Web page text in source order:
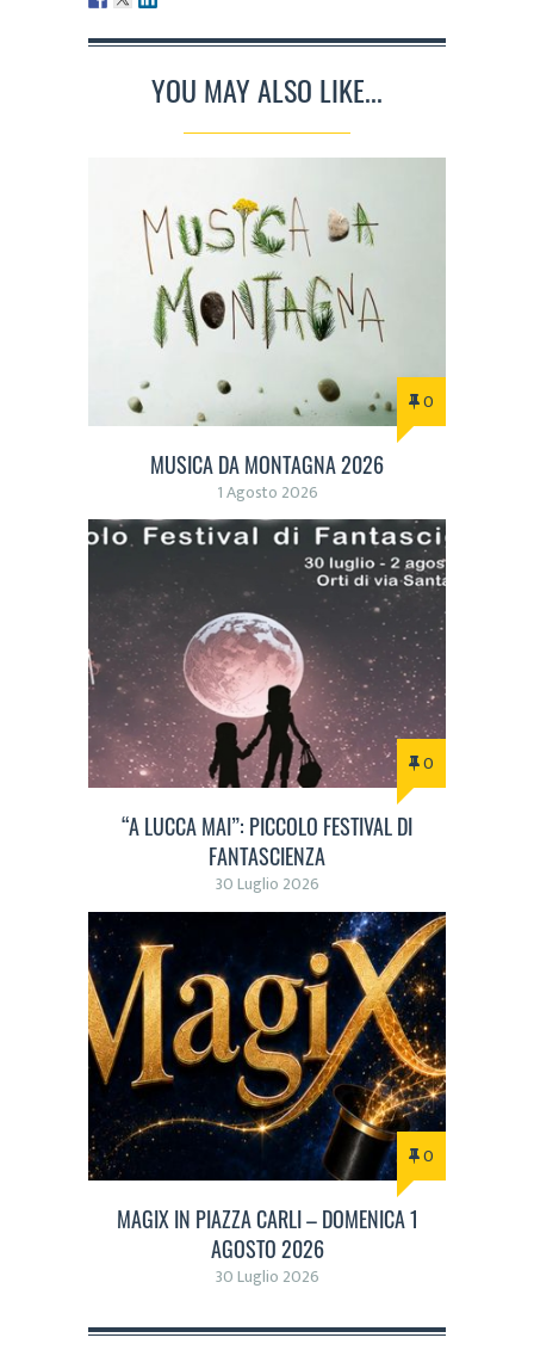
YOU MAY ALSO LIKE...
0
MUSICA DA MONTAGNA 2026
1 Agosto 2026
0
“A LUCCA MAI”: PICCOLO FESTIVAL DI
FANTASCIENZA
30 Luglio 2026
0
MAGIX IN PIAZZA CARLI – DOMENICA 1
AGOSTO 2026
30 Luglio 2026